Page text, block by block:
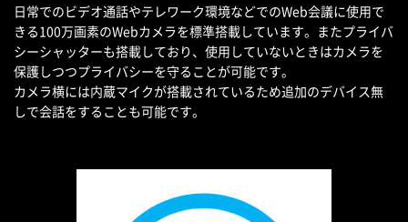
日常でのビデオ通話やテレワーク環境などでのWeb会議に使用で
きる100万画素のWebカメラを標準搭載しています。またプライバ
シーシャッターも搭載しており、使用していないときはカメラを
保護しつつプライバシーを守ることが可能です。
カメラ横には内蔵マイクが搭載されているため追加のデバイス無
しで会話をすることも可能です。